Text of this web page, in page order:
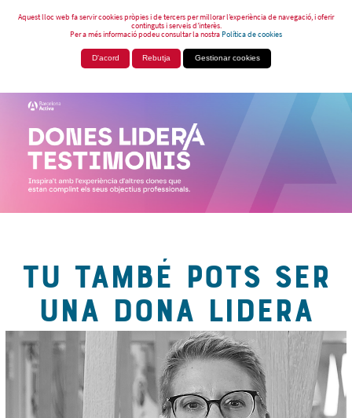
Aquest lloc web fa servir cookies pròpies i de tercers per millorar l’experiència de navegació, i oferir
continguts i serveis d’interès.
Per a més informació podeu consultar la nostraPolítica de cookies
D'acord Rebutja Gestionar cookies
TU TAMBÉ POTS SER
UNA DONA LIDERA